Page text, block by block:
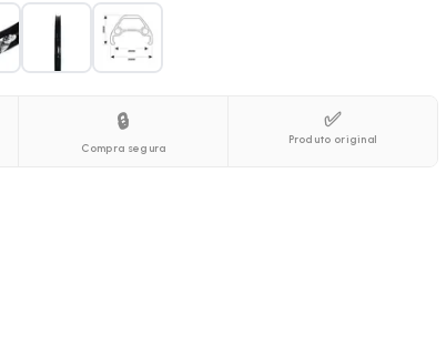
🔒
Compra segura
✅
Produto original